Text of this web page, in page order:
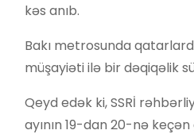
kəs anıb.
Bakı metrosunda
müşayiəti ilə bir dəqiqəlik
Qeyd edək ki, SSRİ
ayının 19-dan 20-nə